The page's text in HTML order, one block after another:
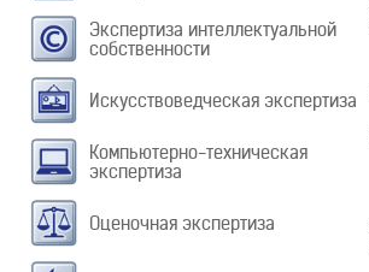
Экспертиза интеллектуальной
собственности
Искусствоведческая экспертиза
Компьютерно-техническая
экспертиза
Оценочная экспертиза